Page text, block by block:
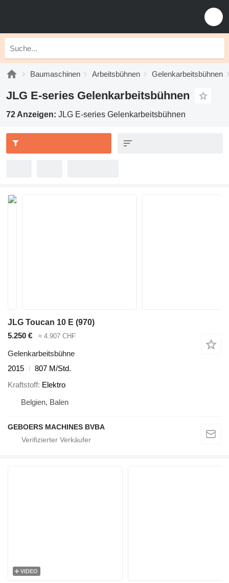
Baumaschinen Arbeitsbühnen Gelenkarbeitsbühnen
JLG E-series Gelenkarbeitsbühnen
72 Anzeigen: JLG E-series Gelenkarbeitsbühnen
JLG Toucan 10 E (970)
5.250 €
≈ 4.907 CHF
Gelenkarbeitsbühne
2015
807 M/Std.
Kraftstoff Elektro
Belgien, Balen
GEBOERS MACHINES BVBA
VIDEO